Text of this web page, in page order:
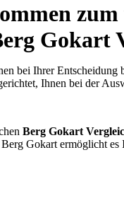
zum
Gokart
bei Ihrer
Ihnen bei der
Berg Gokart
Gokart ermöglicht